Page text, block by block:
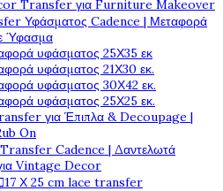
Transfer για Furniture Makeover
Υφάσματος Cadence | Μεταφορά
Ύφασμα
υφάσματος 25Χ35 εκ
υφάσματος 21Χ30 εκ.
υφάσματος 30Χ42 εκ.
υφάσματος 25Χ25 εκ.
για Έπιπλα & Decoupage |
On
Cadence | Δαντελωτά
Vintage Decor
17 Χ 25 cm lace transfer